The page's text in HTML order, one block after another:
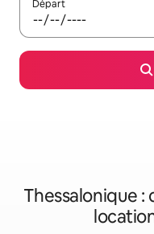
Départ
Thessalonique :